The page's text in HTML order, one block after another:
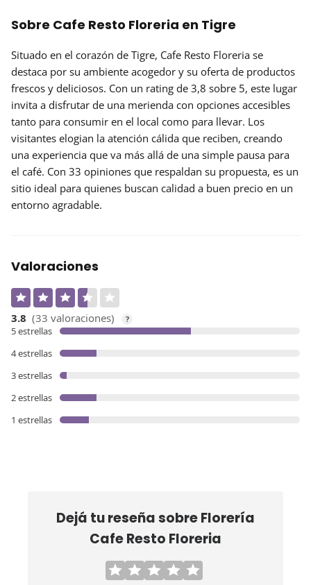
Sobre Cafe Resto Floreria en Tigre
Situado en el corazón de Tigre, Cafe Resto Floreria se
destaca por su ambiente acogedor y su oferta de productos
frescos y deliciosos. Con un rating de 3,8 sobre 5, este lugar
invita a disfrutar de una merienda con opciones accesibles
tanto para consumir en el local como para llevar. Los
visitantes elogian la atención cálida que reciben, creando
una experiencia que va más allá de una simple pausa para
el café. Con 33 opiniones que respaldan su propuesta, es un
sitio ideal para quienes buscan calidad a buen precio en un
entorno agradable.
Valoraciones
3.8 (33 valoraciones) ?
5 estrellas
4 estrellas
3 estrellas
2 estrellas
1 estrellas
Dejá tu reseña sobreFlorería
Cafe Resto Floreria